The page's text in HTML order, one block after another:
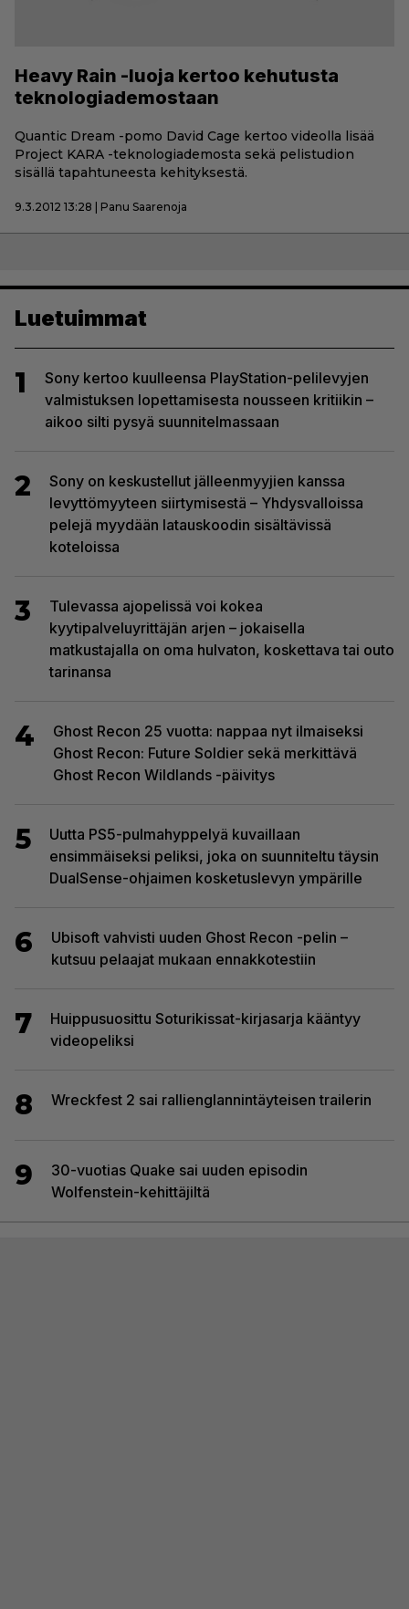
Heavy Rain -luoja kertoo kehutusta
teknologiademostaan
Quantic Dream -pomo David Cage kertoo videolla lisää
Project KARA -teknologiademosta sekä pelistudion
sisällä tapahtuneesta kehityksestä.
9.3.2012 13:28 | Panu Saarenoja
Luetuimmat
1
Sony kertoo kuulleensa PlayStation-pelilevyjen
valmistuksen lopettamisesta nousseen kritiikin –
aikoo silti pysyä suunnitelmassaan
2
Sony on keskustellut jälleenmyyjien kanssa
levyttömyyteen siirtymisestä – Yhdysvalloissa
pelejä myydään latauskoodin sisältävissä
koteloissa
3
Tulevassa ajopelissä voi kokea
kyytipalveluyrittäjän arjen – jokaisella
matkustajalla on oma hulvaton, koskettava tai outo
tarinansa
4
Ghost Recon 25 vuotta: nappaa nyt ilmaiseksi
Ghost Recon: Future Soldier sekä merkittävä
Ghost Recon Wildlands -päivitys
5
Uutta PS5-pulmahyppelyä kuvaillaan
ensimmäiseksi peliksi, joka on suunniteltu täysin
DualSense-ohjaimen kosketuslevyn ympärille
6
Ubisoft vahvisti uuden Ghost Recon -pelin –
kutsuu pelaajat mukaan ennakkotestiin
7
Huippusuosittu Soturikissat-kirjasarja kääntyy
videopeliksi
8 Wreckfest 2 sai rallienglannintäyteisen trailerin
9
30-vuotias Quake sai uuden episodin
Wolfenstein-kehittäjiltä